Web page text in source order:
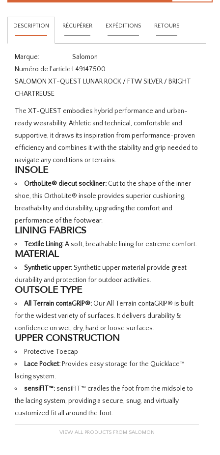
DESCRIPTION RÉCUPÉRER EXPÉDITIONS RETOURS
Marque:
Salomon
Numéro de l'article:L49147500
SALOMON XT-QUEST LUNAR ROCK / FTW SILVER / BRIGHT
CHARTREUSE
The XT-QUEST embodies hybrid performance and urban-
ready wearability. Athletic and technical, comfortable and
supportive, it draws its inspiration from performance-proven
efficiency and combines it with the stability and grip needed to
navigate any conditions or terrains.
INSOLE
OrthoLite® diecut sockliner: Cut to the shape of the inner
shoe, this OrthoLite® insole provides superior cushioning,
breathability and durability, upgrading the comfort and
performance of the footwear.
LINING FABRICS
Textile Lining:A soft, breathable lining for extreme comfort.
MATERIAL
Synthetic upper:Synthetic upper material provide great
durability and protection for outdoor activities.
OUTSOLE TYPE
All Terrain contaGRIP®: Our All Terrain contaGRIP® is built
for the widest variety of surfaces. It delivers durability &
confidence on wet, dry, hard or loose surfaces.
UPPER CONSTRUCTION
Protective Toecap
Lace Pocket:Provides easy storage for the Quicklace™
lacing system.
sensiFIT™: sensiFIT™ cradles the foot from the midsole to
the lacing system, providing a secure, snug, and virtually
customized fit all around the foot.
VIEW ALL PRODUCTS FROM SALOMON